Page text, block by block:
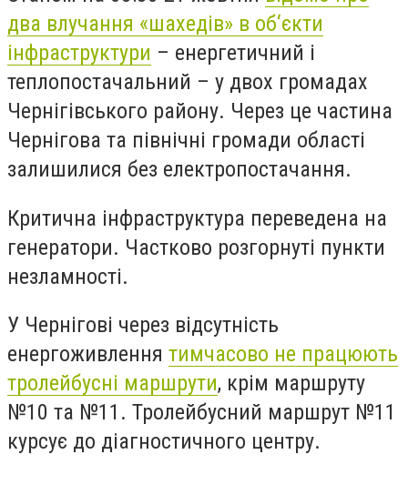
два влучання «шахедів» в об‘єкти
інфраструктури – енергетичний і
теплопостачальний – у двох громадах
Чернігівського району. Через це частина
Чернігова та північні громади області
залишилися без електропостачання.
Критична інфраструктура переведена на
генератори. Частково розгорнуті пункти
незламності.
У Чернігові через відсутність
енергоживлення тимчасово не працюють
тролейбусні маршрути, крім маршруту
№10 та №11. Тролейбусний маршрут №11
курсує до діагностичного центру.